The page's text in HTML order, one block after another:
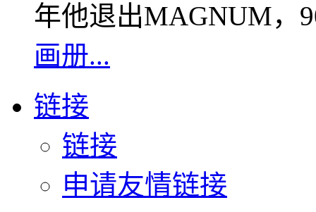
年他退出MAGNUM，
画册...
链接
链接
申请友情链接